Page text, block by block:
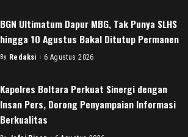
BGN Ultimatum Dapur MBG, Tak Punya SLHS
hingga 10 Agustus Bakal Ditutup Permanen
Posted
By Redaksi 6 Agustus 2026
Kapolres Boltara Perkuat Sinergi dengan
Insan Pers, Dorong Penyampaian Informasi
Berkualitas